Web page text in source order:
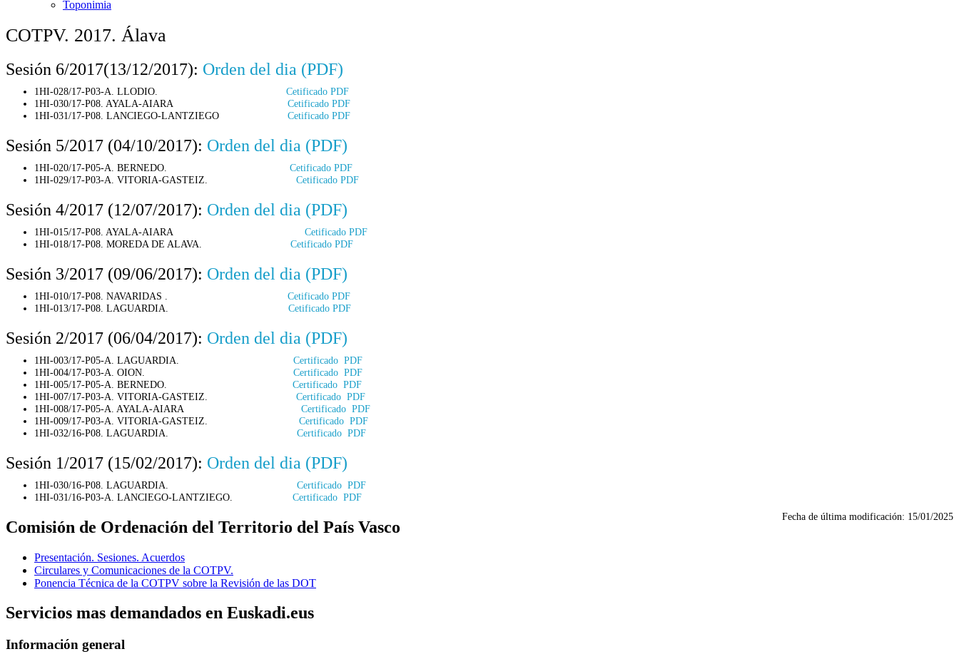
Toponimia
COTPV. 2017. Álava
Sesión 6/2017(13/12/2017): Orden del dia (PDF)
1HI-028/17-P03-A. LLODIO. Cetificado PDF
1HI-030/17-P08. AYALA-AIARA Cetificado PDF
1HI-031/17-P08. LANCIEGO-LANTZIEGO Cetificado PDF
Sesión 5/2017 (04/10/2017): Orden del dia (PDF)
1HI-020/17-P05-A. BERNEDO. Cetificado PDF
1HI-029/17-P03-A. VITORIA-GASTEIZ. Cetificado PDF
Sesión 4/2017 (12/07/2017): Orden del dia (PDF)
1HI-015/17-P08. AYALA-AIARA Cetificado PDF
1HI-018/17-P08. MOREDA DE ALAVA. Cetificado PDF
Sesión 3/2017 (09/06/2017): Orden del dia (PDF)
1HI-010/17-P08. NAVARIDAS . Cetificado PDF
1HI-013/17-P08. LAGUARDIA. Cetificado PDF
Sesión 2/2017 (06/04/2017): Orden del dia (PDF)
1HI-003/17-P05-A. LAGUARDIA. Certificado PDF
1HI-004/17-P03-A. OION. Certificado PDF
1HI-005/17-P05-A. BERNEDO. Certificado PDF
1HI-007/17-P03-A. VITORIA-GASTEIZ. Certificado PDF
1HI-008/17-P05-A. AYALA-AIARA Certificado PDF
1HI-009/17-P03-A. VITORIA-GASTEIZ. Certificado PDF
1HI-032/16-P08. LAGUARDIA. Certificado PDF
Sesión 1/2017 (15/02/2017): Orden del dia (PDF)
1HI-030/16-P08. LAGUARDIA. Certificado PDF
1HI-031/16-P03-A. LANCIEGO-LANTZIEGO. Certificado PDF
Fecha de última modificación: 15/01/2025
Comisión de Ordenación del Territorio del País Vasco
Presentación. Sesiones. Acuerdos
Circulares y Comunicaciones de la COTPV.
Ponencia Técnica de la COTPV sobre la Revisión de las DOT
Servicios mas demandados en Euskadi.eus
Información general